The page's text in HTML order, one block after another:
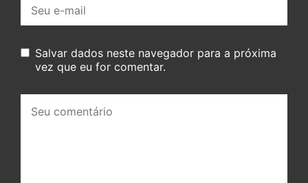
mail:
Salvar dados neste navegador para a próxima
vez que eu for comentar.
comentário: